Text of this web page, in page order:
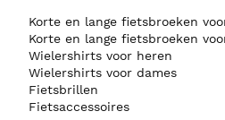
Korte en lange fietsbroeken
Korte en lange fietsbroeken
Wielershirts voor heren
Wielershirts voor dames
Fietsbrillen
Fietsaccessoires